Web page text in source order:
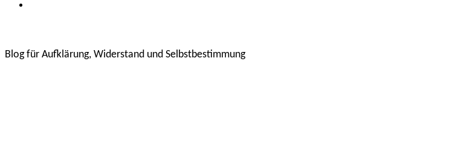
Blog für Aufklärung, Widerstand und Selbstbestimmung